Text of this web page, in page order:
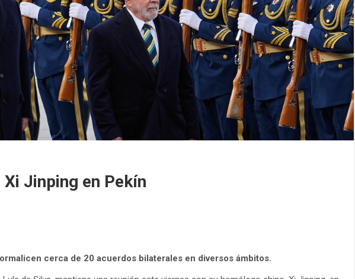
Jinping en Pekín
cerca de 20 acuerdos bilaterales en diversos ámbitos.